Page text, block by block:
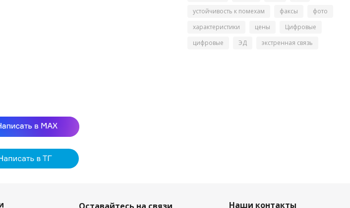
устойчивость к помехам
факсы
фото
характеристики
цены
Цифровые
цифровые
ЭД экстренная связь
Оставайтесь на связи Наши контакты